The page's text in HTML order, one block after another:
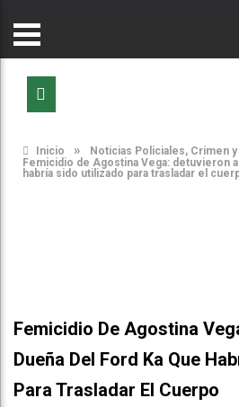
Inicio » Noticias Policiales, Crimen
Femicidio de Agostina Vega: detuvieron
habría sido utilizado para trasladar el
Femicidio De Agostina
Dueña Del Ford Ka Que
Para Trasladar El Cuerpo